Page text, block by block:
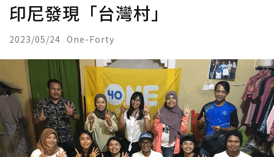
印尼發現「台灣村」
2023/05/24 One-Forty